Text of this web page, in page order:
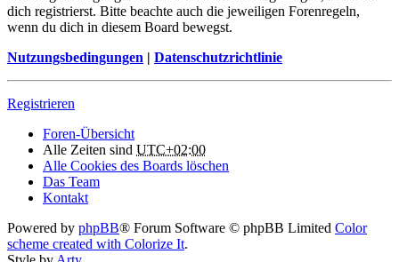
dich registrierst. Bitte beachte auch die jeweiligen Forenregeln,
wenn du dich in diesem Board bewegst.
Nutzungsbedingungen | Datenschutzrichtlinie
Registrieren
Foren-Übersicht
Alle Zeiten sind UTC+02:00
Alle Cookies des Boards löschen
Das Team
Kontakt
Powered by phpBB® Forum Software © phpBB Limited Color
scheme created with Colorize It.